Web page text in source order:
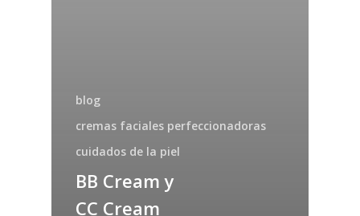
blog
cremas faciales perfeccionadoras
cuidados de la piel
BB Cream y
CC Cream